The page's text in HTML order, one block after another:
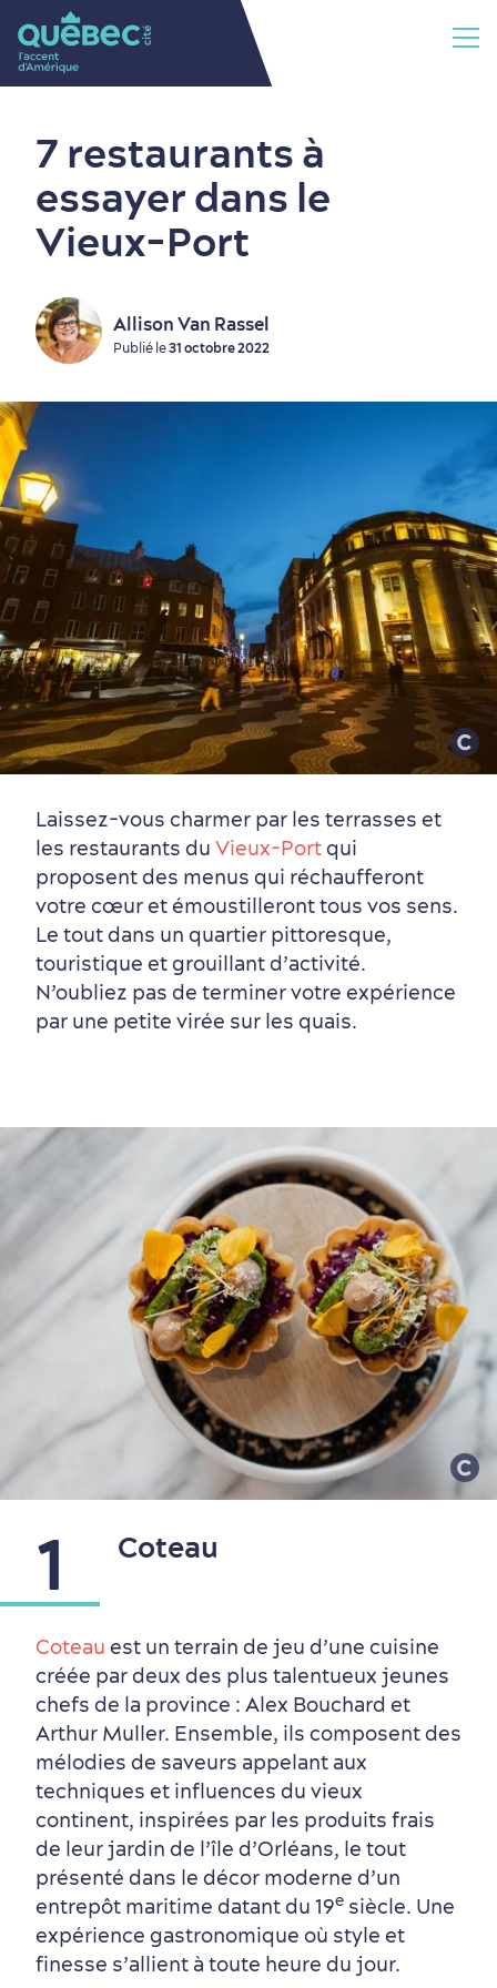
Quartiers centraux
Quoi faire en août
Produits locaux
Vieux-Québec
Itinéraires
7 restaurants à
essayer dans le
Vieux-Port
Allison Van Rassel
Publié le31 octobre 2022
Laissez-vous charmer par les terrasses et
les restaurants du Vieux-Portqui
proposent des menus qui réchaufferont
votre cœur et émoustilleront tous vos sens.
Le tout dans un quartier pittoresque,
touristique et grouillant d’activité.
N’oubliez pas de terminer votre expérience
par une petite virée sur les quais.
1 Coteau
Coteau est un terrain de jeu d’une cuisine
créée par deux des plus talentueux jeunes
chefs de la province : Alex Bouchard et
Arthur Muller. Ensemble, ils composent des
mélodies de saveurs appelant aux
techniques et influences du vieux
continent, inspirées par les produits frais
de leur jardin de l’île d’Orléans, le tout
présenté dans le décor moderne d’un
entrepôt maritime datant du 19e siècle. Une
expérience gastronomique où style et
finesse s’allient à toute heure du jour.